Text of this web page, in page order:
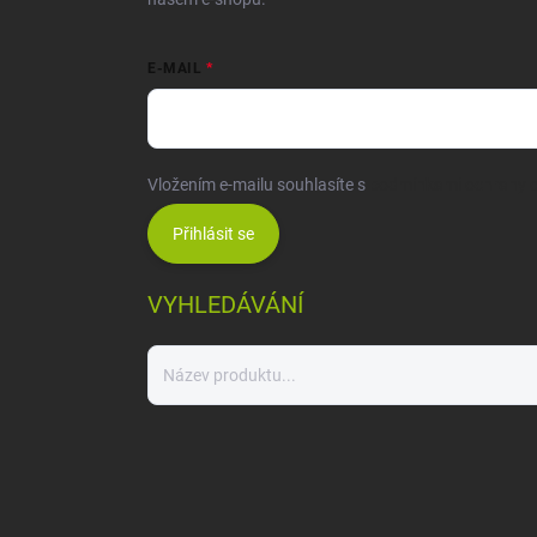
E-MAIL
Vložením e-mailu souhlasíte s
Přihlásit se
VYHLEDÁVÁNÍ